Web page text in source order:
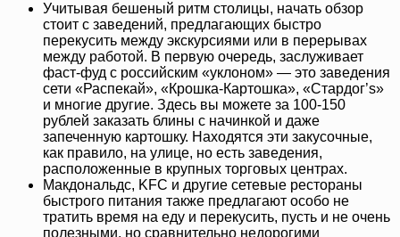
Учитывая бешеный ритм столицы, начать обзор
стоит с заведений, предлагающих быстро
перекусить между экскурсиями или в перерывах
между работой. В первую очередь, заслуживает
фаст-фуд с российским «уклоном» — это заведения
сети «Распекай», «Крошка-Картошка», «Стардог’s»
и многие другие. Здесь вы можете за 100-150
рублей заказать блины с начинкой и даже
запеченную картошку. Находятся эти закусочные,
как правило, на улице, но есть заведения,
расположенные в крупных торговых центрах.
Макдональдс, KFC и другие сетевые рестораны
быстрого питания также предлагают особо не
тратить время на еду и перекусить, пусть и не очень
полезными, но сравнительно недорогими